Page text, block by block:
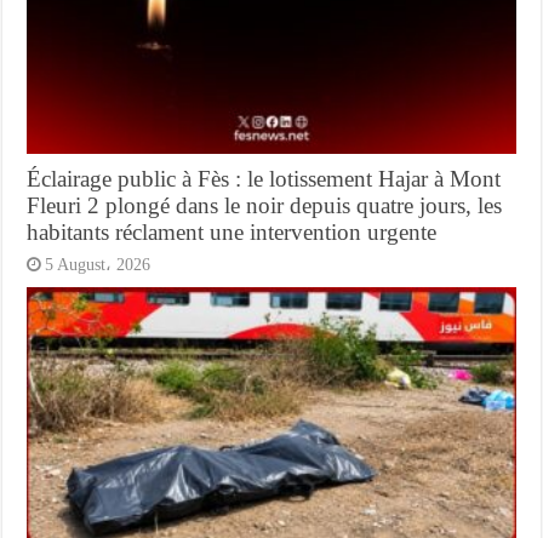
Éclairage public à Fès : le lotissement Hajar à Mont
Fleuri 2 plongé dans le noir depuis quatre jours, les
habitants réclament une intervention urgente
5 August، 2026